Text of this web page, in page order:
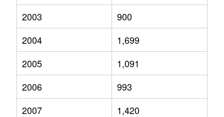
2003
900
2004
1,699
2005
1,091
2006
993
2007
1,420